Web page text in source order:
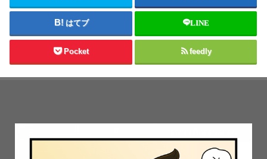
はてブ LINE
Pocket feedly